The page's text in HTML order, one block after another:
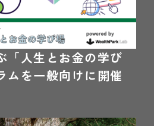
「人生とお金の学び
ムを一般向けに開催